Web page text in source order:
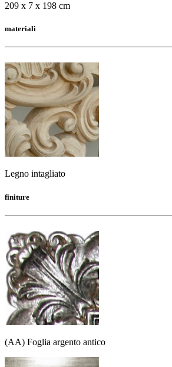
209 x 7 x 198 cm
materiali
Legno intagliato
finiture
(AA) Foglia argento antico